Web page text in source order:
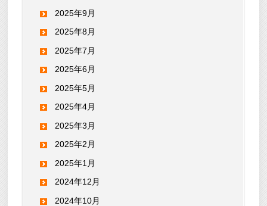
2025年9月
2025年8月
2025年7月
2025年6月
2025年5月
2025年4月
2025年3月
2025年2月
2025年1月
2024年12月
2024年10月